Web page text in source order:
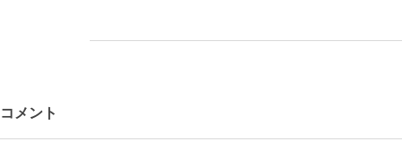
コメント